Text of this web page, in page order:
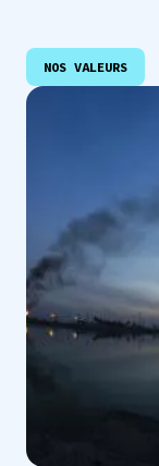
NOS VALEURS